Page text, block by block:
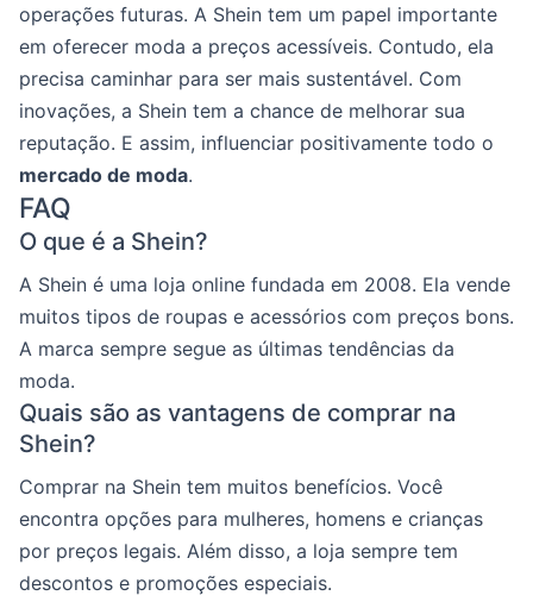
operações futuras. A Shein tem um papel importante
em oferecer moda a preços acessíveis. Contudo, ela
precisa caminhar para ser mais sustentável. Com
inovações, a Shein tem a chance de melhorar sua
reputação. E assim, influenciar positivamente todo o
mercado de moda.
FAQ
O que é a Shein?
A Shein é uma loja online fundada em 2008. Ela vende
muitos tipos de roupas e acessórios com preços bons.
A marca sempre segue as últimas tendências da
moda.
Quais são as vantagens de comprar na
Shein?
Comprar na Shein tem muitos benefícios. Você
encontra opções para mulheres, homens e crianças
por preços legais. Além disso, a loja sempre tem
descontos e promoções especiais.